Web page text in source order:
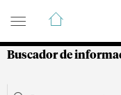
Guía de
Buscador de